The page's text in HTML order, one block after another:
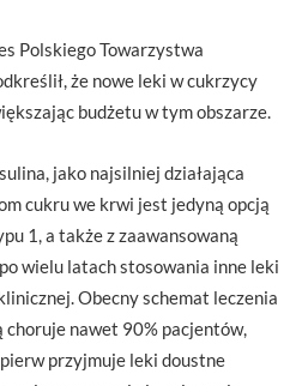
Polskiego Towarzystwa
że nowe leki w cukrzycy
budżetu w tym obszarze.
jako najsilniej działająca
cukru we krwi jest jedyną opcją
1, a także z zaawansowaną
wielu latach stosowania inne leki
Obecny schemat leczenia
nawet 90% pacjentów,
przyjmuje leki doustne